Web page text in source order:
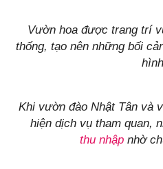
Vườn hoa được trang trí
thống, tạo nên những bối
Khi vườn đào Nhật Tân và
hiện dịch vụ tham quan,
thu nhậpnhờ